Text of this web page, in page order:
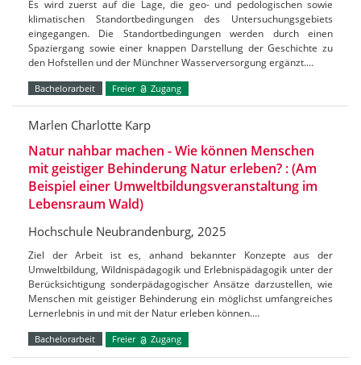
Es wird zuerst auf die Lage, die geo- und pedologischen sowie
klimatischen Standortbedingungen des Untersuchungsgebiets
eingegangen. Die Standortbedingungen werden durch einen
Spaziergang sowie einer knappen Darstellung der Geschichte zu
den Hofstellen und der Münchner Wasserversorgung ergänzt.…
Bachelorarbeit Freier Zugang
Marlen Charlotte Karp
Natur nahbar machen - Wie können Menschen
mit geistiger Behinderung Natur erleben? : (Am
Beispiel einer Umweltbildungsveranstaltung im
Lebensraum Wald)
Hochschule Neubrandenburg, 2025
Ziel der Arbeit ist es, anhand bekannter Konzepte aus der
Umweltbildung, Wildnispädagogik und Erlebnispädagogik unter der
Berücksichtigung sonderpädagogischer Ansätze darzustellen, wie
Menschen mit geistiger Behinderung ein möglichst umfangreiches
Lernerlebnis in und mit der Natur erleben können.…
Bachelorarbeit Freier Zugang